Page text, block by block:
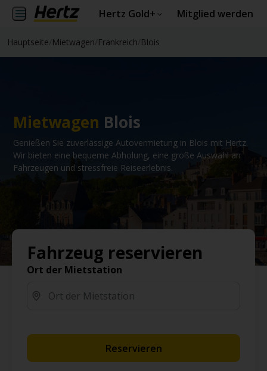
Hertz Gold+ Mitglied werden
Hauptseite Mietwagen Frankreich Blois
Mietwagen Blois
Genießen Sie zuverlässige Autovermietung in Blois mit Hertz.
Wir bieten eine bequeme Abholung, eine große Auswahl an
Fahrzeugen und stressfreie Reiseerlebnis.
Fahrzeug reservieren
Ort der Mietstation
Reservieren